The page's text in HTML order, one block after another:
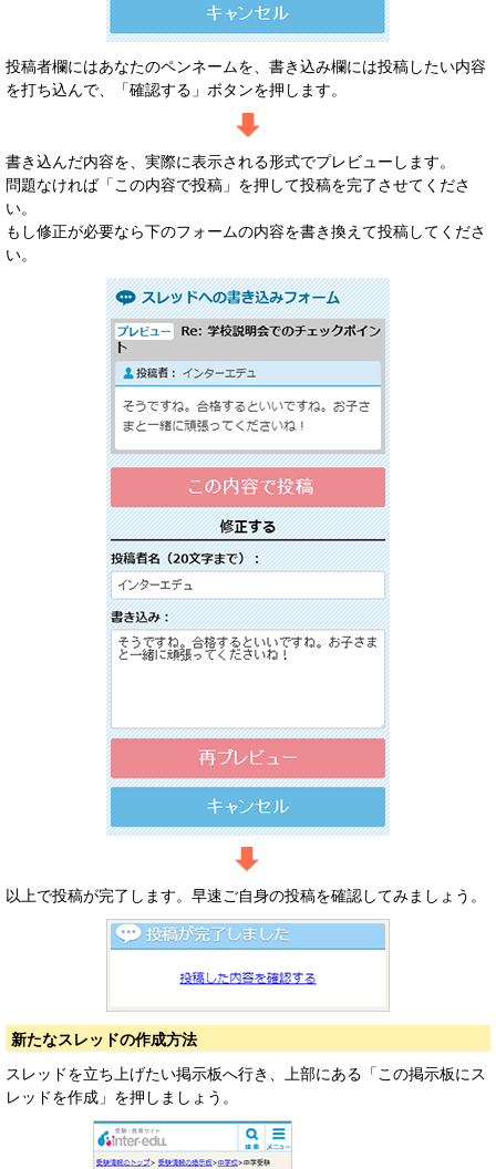
投稿者欄にはあなたのペンネームを、書き込み欄には投稿したい内容
を打ち込んで、「確認する」ボタンを押します。
書き込んだ内容を、実際に表示される形式でプレビューします。
問題なければ「この内容で投稿」を押して投稿を完了させてくださ
い。
もし修正が必要なら下のフォームの内容を書き換えて投稿してくださ
い。
以上で投稿が完了します。早速ご自身の投稿を確認してみましょう。
新たなスレッドの作成方法
スレッドを立ち上げたい掲示板へ行き、上部にある「この掲示板にス
レッドを作成」を押しましょう。